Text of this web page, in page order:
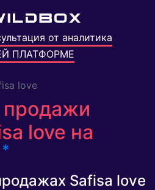
от аналитика
ПЛАТФОРМЕ
love
продажи
love на
*
Safisa love